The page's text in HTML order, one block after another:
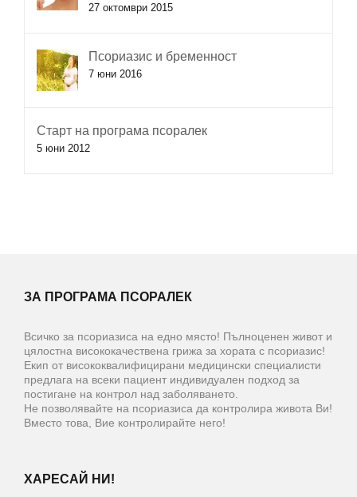
27 октомври 2015
Псориазис и бременност
7 юни 2016
Старт на програма псоралек
5 юни 2012
ЗА ПРОГРАМА ПСОРАЛЕК
Всичко за псориазиса на едно място! Пълноценен живот и
цялостна висококачествена грижа за хората с псориазис!
Екип от висококвалифицирани медицински специалисти
предлага на всеки пациент индивидуален подход за
постигане на контрол над заболяването.
Не позволявайте на псориазиса да контролира живота Ви!
Вместо това, Вие контролирайте него!
ХАРЕСАЙ НИ!